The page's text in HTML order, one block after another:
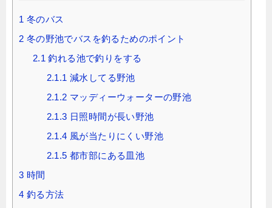
1 冬のバス
2 冬の野池でバスを釣るためのポイント
2.1 釣れる池で釣りをする
2.1.1 減水してる野池
2.1.2 マッディーウォーターの野池
2.1.3 日照時間が長い野池
2.1.4 風が当たりにくい野池
2.1.5 都市部にある皿池
3 時間
4 釣る方法